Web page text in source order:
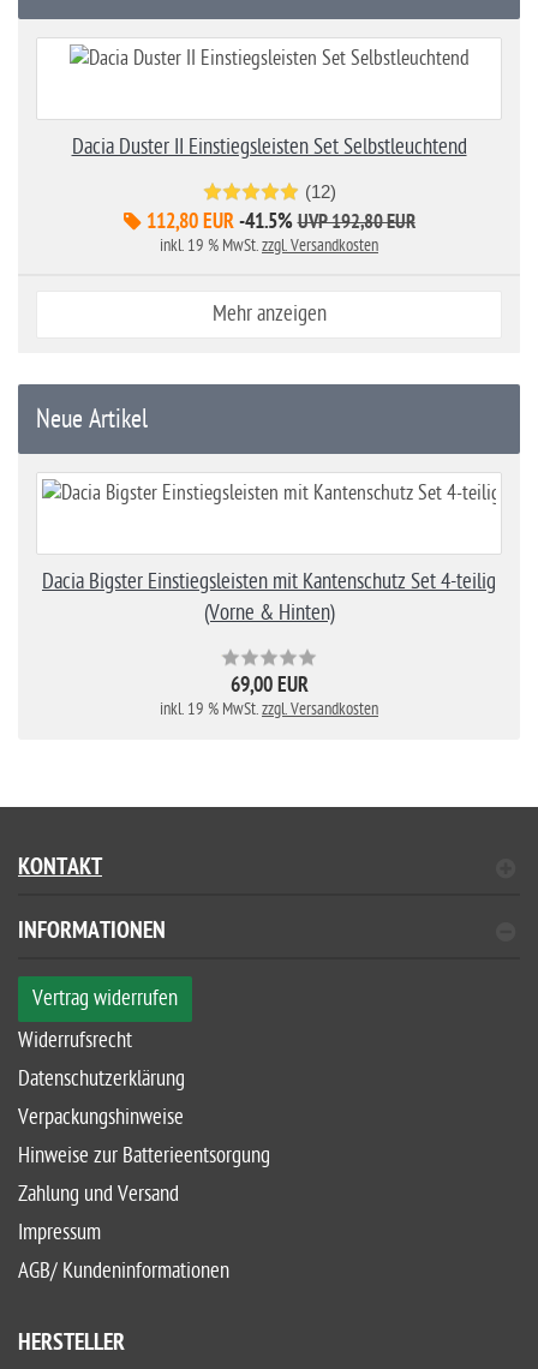
Dacia Duster II Einstiegsleisten Set Selbstleuchtend
(12)
112,80 EUR -41.5% UVP 192,80 EUR
inkl. 19 % MwSt.zzgl. Versandkosten
Mehr anzeigen
Neue Artikel
Dacia Bigster Einstiegsleisten mit Kantenschutz Set 4-teilig
(Vorne & Hinten)
69,00 EUR
inkl. 19 % MwSt.zzgl. Versandkosten
KONTAKT
INFORMATIONEN
Vertrag widerrufen
Widerrufsrecht
Datenschutzerklärung
Verpackungshinweise
Hinweise zur Batterieentsorgung
Zahlung und Versand
Impressum
AGB/ Kundeninformationen
HERSTELLER